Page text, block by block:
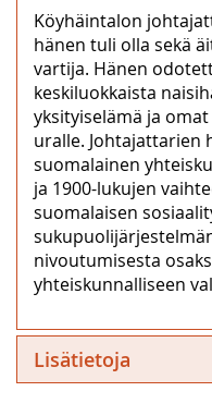
Köyhäintalon
hänen tuli olla sekä
vartija. Hänen
keskiluokkaista
yksityiselämä ja
uralle. Johtajattarien
suomalainen
ja 1900-lukujen
suomalaisen
nivoutumisesta
yhteiskunnalliseen
Lisätietoja